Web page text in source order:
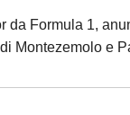
da Formula 1,
Montezemolo e